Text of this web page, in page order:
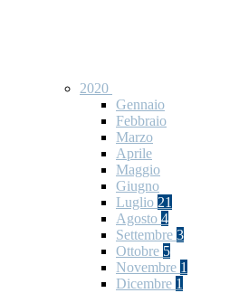
2020
Gennaio
Febbraio
Marzo
Aprile
Maggio
Giugno
Luglio 21
Agosto 4
Settembre 3
Ottobre 5
Novembre 1
Dicembre 1